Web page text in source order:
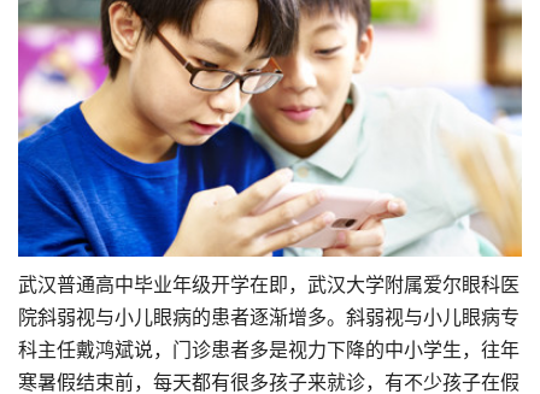
武汉普通高中毕业年级开学在即，武汉大学附属爱尔眼科医
院斜弱视与小儿眼病的患者逐渐增多。斜弱视与小儿眼病专
科主任戴鸿斌说，门诊患者多是视力下降的中小学生，往年
寒暑假结束前，每天都有很多孩子来就诊，有不少孩子在假